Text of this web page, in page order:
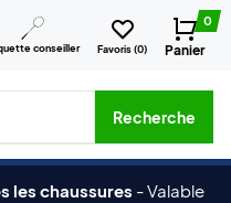
conseiller Favoris (0)
0
Panier
de marques, etc.
Recherche
les chaussures -Valable